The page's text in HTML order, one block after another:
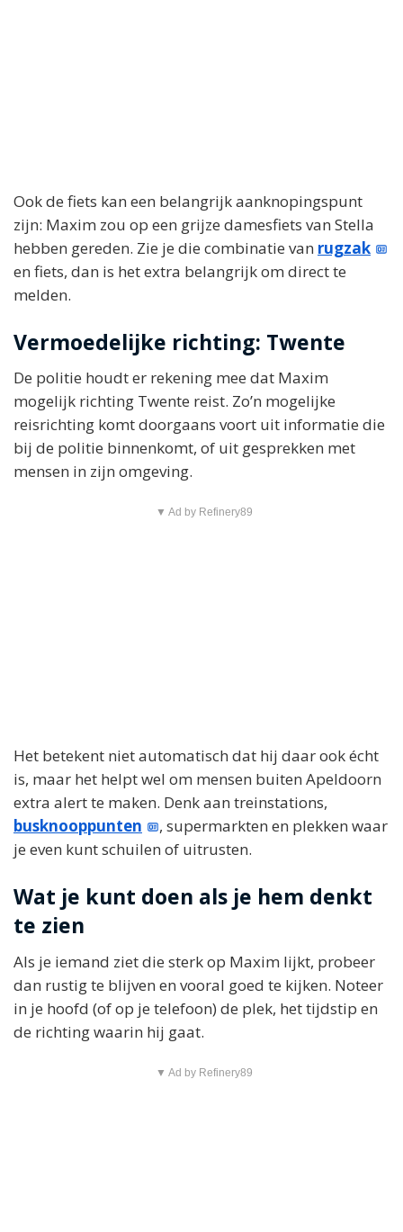
Ook de fiets kan een belangrijk aanknopingspunt
zijn: Maxim zou op een grijze damesfiets van Stella
hebben gereden. Zie je die combinatie van rugzak
en fiets, dan is het extra belangrijk om direct te
melden.
Vermoedelijke richting: Twente
De politie houdt er rekening mee dat Maxim
mogelijk richting Twente reist. Zo’n mogelijke
reisrichting komt doorgaans voort uit informatie die
bij de politie binnenkomt, of uit gesprekken met
mensen in zijn omgeving.
▼ Ad by Refinery89
Het betekent niet automatisch dat hij daar ook écht
is, maar het helpt wel om mensen buiten Apeldoorn
extra alert te maken. Denk aan treinstations,
busknooppunten
, supermarkten en plekken waar
je even kunt schuilen of uitrusten.
Wat je kunt doen als je hem denkt
te zien
Als je iemand ziet die sterk op Maxim lijkt, probeer
dan rustig te blijven en vooral goed te kijken. Noteer
in je hoofd (of op je telefoon) de plek, het tijdstip en
de richting waarin hij gaat.
▼ Ad by Refinery89